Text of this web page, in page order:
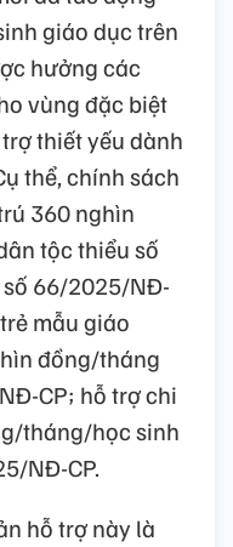
giáo dục trên
hưởng các
vùng đặc biệt
thiết yếu dành
thể, chính sách
360 nghìn
tộc thiểu số
66/2025/NĐ-
mẫu giáo
đồng/tháng
CP; hỗ trợ chi
tháng/học sinh
NĐ-CP.
hỗ trợ này là